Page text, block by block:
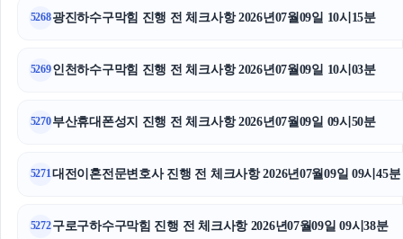
수원형사전문변호사
서초이혼변호사
5268광진하수구막힘 진행 전 체크사항 2026년07월09일 10시15분
5269인천하수구막힘 진행 전 체크사항 2026년07월09일 10시03분
5270부산휴대폰성지 진행 전 체크사항 2026년07월09일 09시50분
5271대전이혼전문변호사 진행 전 체크사항 2026년07월09일 09시45분
5272구로구하수구막힘 진행 전 체크사항 2026년07월09일 09시38분